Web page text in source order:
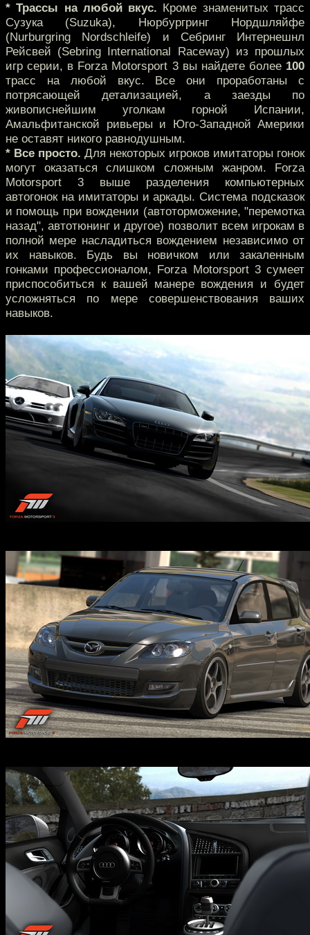
* Трассы на любой вкус. Кроме знаменитых трасс
Сузука (Suzuka), Нюрбургринг Нордшляйфе
(Nurburgring Nordschleife) и Себринг Интернешнл
Рейсвей (Sebring International Raceway) из прошлых
игр серии, в Forza Motorsport 3 вы найдете более 100
трасс на любой вкус. Все они проработаны с
потрясающей детализацией, а заезды по
живописнейшим уголкам горной Испании,
Амальфитанской ривьеры и Юго-Западной Америки
не оставят никого равнодушным.
* Все просто. Для некоторых игроков имитаторы гонок
могут оказаться слишком сложным жанром. Forza
Motorsport 3 выше разделения компьютерных
автогонок на имитаторы и аркады. Система подсказок
и помощь при вождении (автоторможение, "перемотка
назад", автотюнинг и другое) позволит всем игрокам в
полной мере насладиться вождением независимо от
их навыков. Будь вы новичком или закаленным
гонками профессионалом, Forza Motorsport 3 сумеет
приспособиться к вашей манере вождения и будет
усложняться по мере совершенствования ваших
навыков.